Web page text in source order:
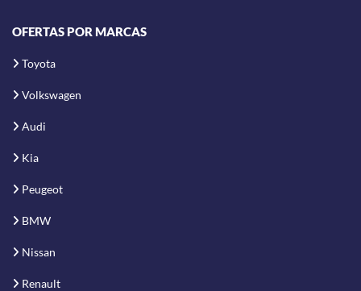
OFERTAS POR MARCAS
Toyota
Volkswagen
Audi
Kia
Peugeot
BMW
Nissan
Renault